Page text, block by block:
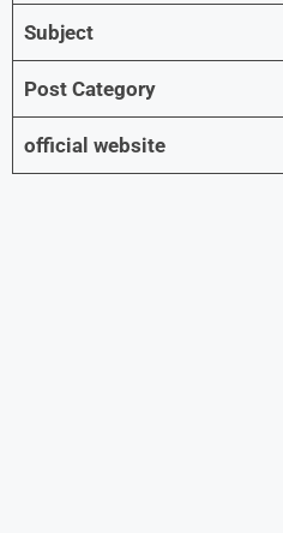
Subject
Post Category
official website